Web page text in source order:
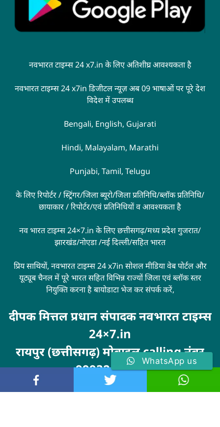
नवभारत टाइम्स 24 x7.in के लिए अतिशीघ्र आवश्यकता है
नवभारत टाइम्स 24 x7in डिजीटल न्यूज़ अब 09 भाषाओं पर पूरे देश
विदेश में उपलब्ध
Bengali, English, Gujarati
Hindi, Malayalam, Marathi
Punjabi, Tamil, Telugu
के लिए रिपोर्टर / स्ट्रिंगर/जिला ब्यूरो/जिला प्रतिनिधि/ब्लॉक प्रतिनिधि/
छायाकार / रिपोर्टर/एवं प्रतिनिधियों व आवश्यकता है
नव भारत टाइम्स 24×7.in के लिए छत्तीसगढ़/मध्य प्रदेश गुजरात/
झारखंड/नोएडा /नई दिल्ली/सहित भारत
प्रिय साथियों, नवभारत टाइम्स 24 x7in सोशल मीडिया वेब पोर्टल और
यूट्यूब चैनल में पूरे भारत सहित विभिन्न राज्यों जिला एवं ब्लॉक स्तर
नियुक्ति करना है बायोडाटा भेज कर संपर्क करें,
दीपक मित्तल प्रधान संपादक नवभारत टाइम्स
24×7.in
रायपुर (छत्तीसगढ़) मोबाइल calling नंबर
9993246100
MarketingHack4U
WhatsApp us